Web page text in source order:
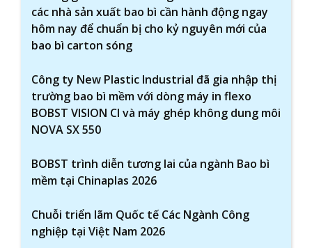
các nhà sản xuất bao bì cần hành động ngay
hôm nay để chuẩn bị cho kỷ nguyên mới của
bao bì carton sóng
Công ty New Plastic Industrial đã gia nhập thị
trường bao bì mềm với dòng máy in flexo
BOBST VISION CI và máy ghép không dung môi
NOVA SX 550
BOBST trình diễn tương lai của ngành Bao bì
mềm tại Chinaplas 2026
Chuỗi triển lãm Quốc tế Các Ngành Công
nghiệp tại Việt Nam 2026